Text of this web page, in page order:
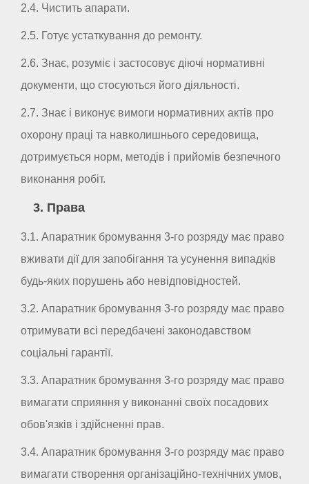
2.4. Чистить апарати.
2.5. Готує устаткування до ремонту.
2.6. Знає, розуміє і застосовує діючі нормативні
документи, що стосуються його діяльності.
2.7. Знає і виконує вимоги нормативних актів про
охорону праці та навколишнього середовища,
дотримується норм, методів і прийомів безпечного
виконання робіт.
3. Права
3.1. Апаратник бромування 3-го розряду має право
вживати дії для запобігання та усунення випадків
будь-яких порушень або невідповідностей.
3.2. Апаратник бромування 3-го розряду має право
отримувати всі передбачені законодавством
соціальні гарантії.
3.3. Апаратник бромування 3-го розряду має право
вимагати сприяння у виконанні своїх посадових
обов'язків і здійсненні прав.
3.4. Апаратник бромування 3-го розряду має право
вимагати створення організаційно-технічних умов,